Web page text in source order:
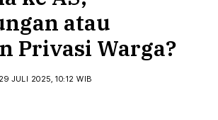
atau
Privasi Warga?
JULI 2025, 10:12 WIB